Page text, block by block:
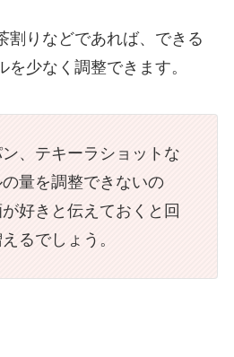
割りなどであれば、できる
少なく調整できます。
、テキーラショットな
量を調整できないの
好きと伝えておくと回
るでしょう。